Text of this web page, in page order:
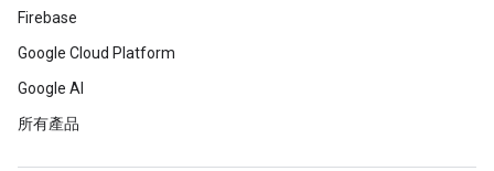
Firebase
Google Cloud Platform
Google AI
所有產品